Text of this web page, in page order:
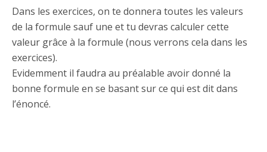
Dans les exercices, on te donnera toutes les valeurs
de la formule sauf une et tu devras calculer cette
valeur grâce à la formule (nous verrons cela dans les
exercices).
Evidemment il faudra au préalable avoir donné la
bonne formule en se basant sur ce qui est dit dans
l’énoncé.